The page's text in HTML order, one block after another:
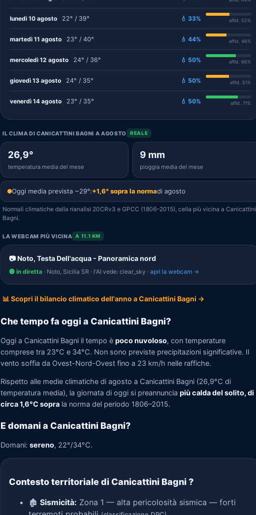
lunedì 10 agosto 22° / 39° 💧 33% affid. 52%
martedì 11 agosto 23° / 40° 💧 44% affid. 46%
mercoledì 12 agosto 24° / 36° 💧 50% affid. 66%
giovedì 13 agosto 24° / 35° 💧 50% affid. 51%
venerdì 14 agosto 23° / 35° 💧 50% affid. 71%
IL CLIMA DI CANICATTINI BAGNI A AGOSTO REALE
26,9°
temperatura media del mese
9 mm
pioggia media del mese
Oggi media prevista ~29°:+1,6° sopra la normadi agosto
Normali climatiche dalla rianalisi 20CRv3 e GPCC (1806–2015), cella più vicina a Canicattini
Bagni.
LA WEBCAM PIÙ VICINA A 11.1 KM
📷 Noto, Testa Dell'acqua - Panoramica nord
🟢 in diretta · Noto, Sicilia SR · l'AI vede: clear_sky · apri la webcam →
📊 Scopri il bilancio climatico dell'anno a Canicattini Bagni →
Che tempo fa oggi a Canicattini Bagni?
Oggi a Canicattini Bagni il tempo è poco nuvoloso, con temperature
comprese tra 23°C e 34°C. Non sono previste precipitazioni significative. Il
vento soffia da Ovest-Nord-Ovest fino a 23 km/h nelle raffiche.
Rispetto alle medie climatiche di agosto a Canicattini Bagni (26,9°C di
temperatura media), la giornata di oggi si preannuncia più calda del solito, di
circa 1,6°C sopra la norma del periodo 1806–2015.
E domani a Canicattini Bagni?
Domani: sereno, 22°/34°C.
Contesto territoriale di Canicattini Bagni ?
🏚️ Sismicità: Zona 1 — alta pericolosità sismica — forti